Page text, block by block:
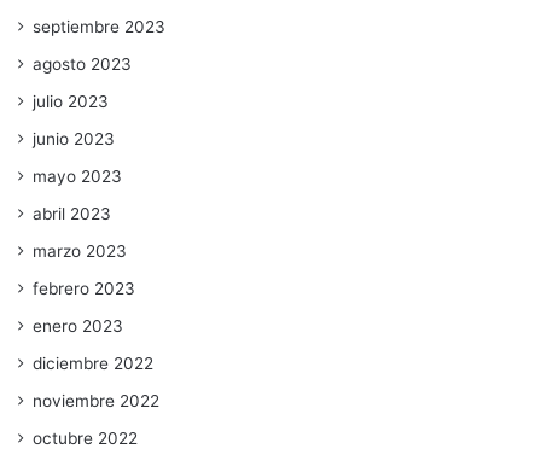
septiembre 2023
agosto 2023
julio 2023
junio 2023
mayo 2023
abril 2023
marzo 2023
febrero 2023
enero 2023
diciembre 2022
noviembre 2022
octubre 2022